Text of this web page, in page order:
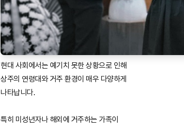
현대 사회에서는 예기치 못한 상황으로 인해
상주의 연령대와 거주 환경이 매우 다양하게
나타납니다.
특히 미성년자나 해외에 거주하는 가족이